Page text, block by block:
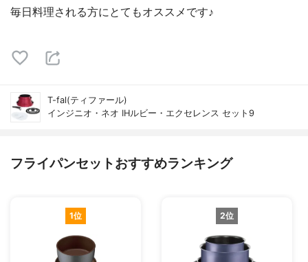
毎日料理される方にとてもオススメです♪
T-fal(ティファール)
インジニオ・ネオ IHルビー・エクセレンス セット9
フライパンセットおすすめランキング
1位 2位